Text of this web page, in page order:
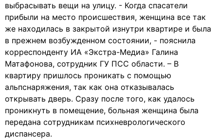
выбрасывать вещи на улицу. - Когда спасатели
прибыли на место происшествия, женщина все так
же находилась в закрытой изнутри квартире и была
в прежнем возбужденном состоянии, - пояснила
корреспонденту ИА «Экстра-Медиа» Галина
Матафонова, сотрудник ГУ ПСС области. – В
квартиру пришлось проникать с помощью
альпснаряжения, так как она отказывалась
открывать дверь. Сразу после того, как удалось
проникнуть в помещение, больная женщина была
передана сотрудникам психневрологического
диспансера.